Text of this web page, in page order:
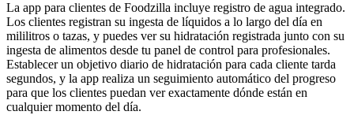
La app para clientes de Foodzilla incluye registro de agua integrado.
Los clientes registran su ingesta de líquidos a lo largo del día en
mililitros o tazas, y puedes ver su hidratación registrada junto con su
ingesta de alimentos desde tu panel de control para profesionales.
Establecer un objetivo diario de hidratación para cada cliente tarda
segundos, y la app realiza un seguimiento automático del progreso
para que los clientes puedan ver exactamente dónde están en
cualquier momento del día.